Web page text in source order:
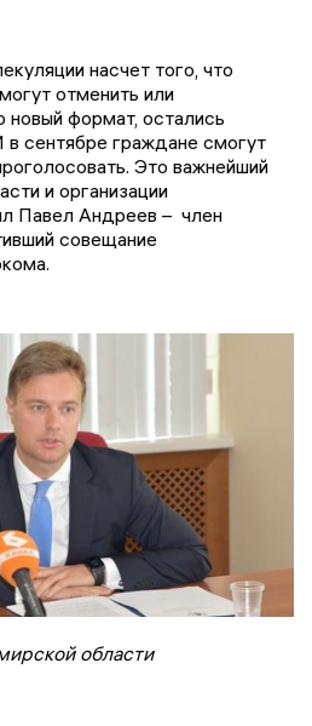
насчет того, что
отменить или
новый формат, остались
в сентябре граждане смогут
Это важнейший
и организации
Павел Андреев – член
совещание
области